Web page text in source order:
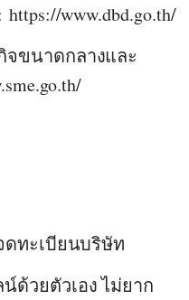
https://www.dbd.go.th/
จขนาดกลางและ
ทะเบียนบริษัท
ด้วยตัวเอง ไม่ยาก